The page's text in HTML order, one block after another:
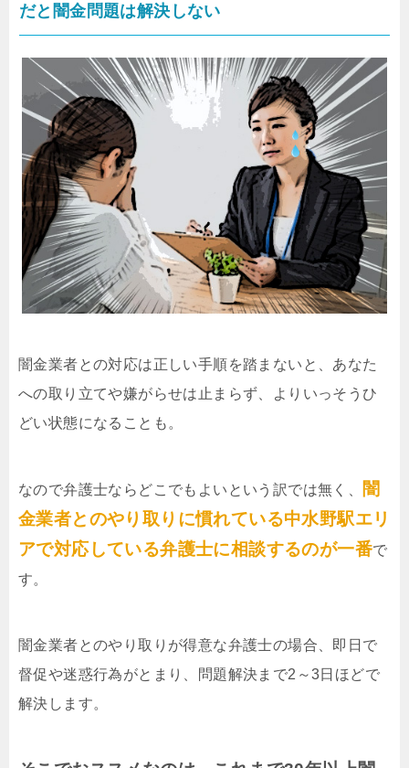
だと闇金問題は解決しない
闇金業者との対応は正しい手順を踏まないと、あなた
への取り立てや嫌がらせは止まらず、よりいっそうひ
どい状態になることも。
なので弁護士ならどこでもよいという訳では無く、
闇
金業者とのやり取りに慣れている中水野駅エリ
アで対応している弁護士に相談するのが一番で
す。
闇金業者とのやり取りが得意な弁護士の場合、即日で
督促や迷惑行為がとまり、問題解決まで2～3日ほどで
解決します。